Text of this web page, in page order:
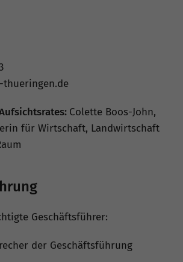
thueringen.de
Colette Boos-John,
für Wirtschaft, Landwirtschaft
Geschäftsführer:
der Geschäftsführung